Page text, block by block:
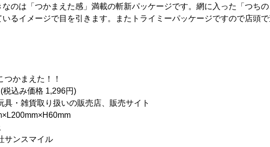
のは「つかまえた感」満載の斬新パッケージです。網に入った「つち
いるイメージで目を引きます。またトライミーパッケージですので店頭で
かまえた！！
み価格 1,296円)
雑貨取り扱いの販売店、販売サイト
ンスマイル